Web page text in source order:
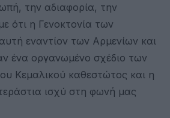
την αδιαφορία, την
ότι η Γενοκτονία των
εναντίον των Αρμενίων και
ένα οργανωμένο σχέδιο των
Κεμαλικού καθεστώτος και η
ισχύ στη φωνή μας